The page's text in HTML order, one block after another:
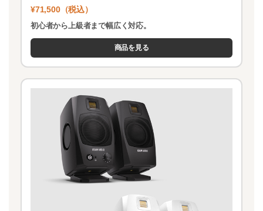
¥71,500（税込）
初心者から上級者まで幅広く対応。
商品を見る